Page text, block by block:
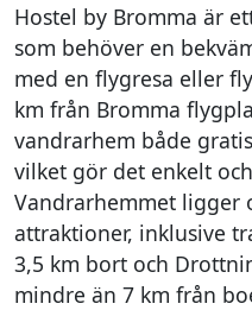
Hostel by Bromma är
som behöver en
med en flygresa eller
km från Bromma
vandrarhem både
vilket gör det enkelt
Vandrarhemmet ligger
attraktioner, inklusive
3,5 km bort och
mindre än 7 km från